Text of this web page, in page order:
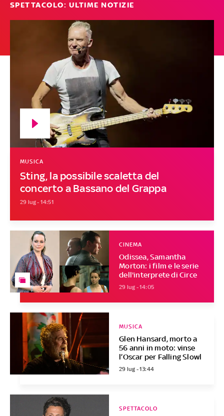
SPETTACOLO: ULTIME NOTIZIE
Sting, la possibile scaletta del
concerto a Bassano del Grappa
MUSICA
29 lug - 14:51
Odissea, Samantha
Morton: i film e le serie
dell'interprete di Circe
CINEMA
29 lug - 14:05
Glen Hansard, morto a
56 anni in moto: vinse
l’Oscar per Falling Slowl
MUSICA
29 lug - 13:44
SPETTACOLO